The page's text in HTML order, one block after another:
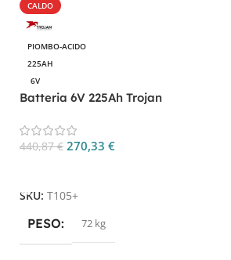
CALDO
PIOMBO-ACIDO
225AH
6V
Batteria 6V 225Ah Trojan
Libero Deep Cycle
440,87€ 270,33 €
SKU: T105+
PESO 72 kg